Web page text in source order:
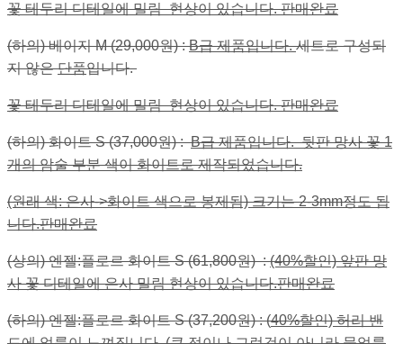
꽃 테두리 디테일에 밀림 현상이 있습니다. 판매완료
(하의) 베이지 M (29,000원) :B급 제품입니다.세트로 구성되
지 않은단품입니다.
꽃 테두리 디테일에 밀림 현상이 있습니다. 판매완료
(하의) 화이트 S (37,000원) :B급 제품입니다. 뒷판 망사 꽃 1
개의 암술 부분 색이 화이트로 제작되었습니다.
(원래 색: 은사->화이트 색으로 봉제됨) 크기는 2-3mm정도 됩
니다.판매완료
(상의) 엔젤:플로르 화이트 S (61,800원) :(40%할인) 앞판 망
사 꽃 디테일에 은사 밀림 현상이 있습니다.판매완료
(하의) 엔젤:플로르 화이트 S (37,200원) : (40%할인) 허리 밴